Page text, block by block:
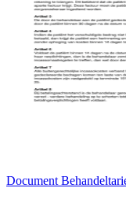
Document